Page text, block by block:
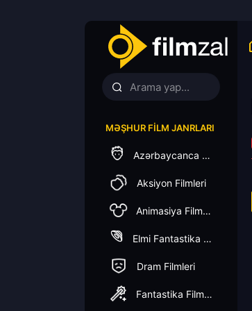
MƏŞHUR FILM JANRLARI
Azərbaycanca Dublaj
Aksiyon Filmleri
Animasiya Filmleri
Elmi Fantastika Filmleri
Dram Filmleri
Fantastika Filmleri